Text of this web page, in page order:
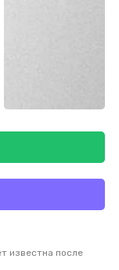
известна после